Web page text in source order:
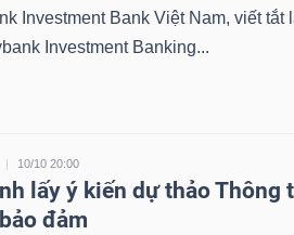
Investment Bank Việt Nam, viết tắt
Investment Banking...
10/10 20:00
lấy ý kiến dự thảo Thông
đảm